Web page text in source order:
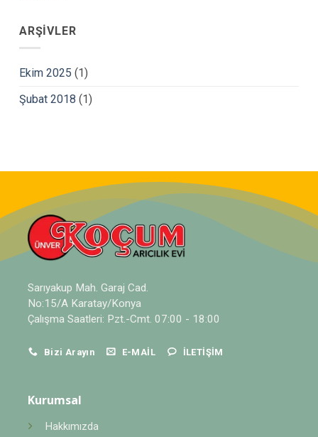
ARŞIVLER
Ekim 2025 (1)
Şubat 2018 (1)
Sarıyakup Mah. Garaj Cad.
No:15/A Karatay/Konya
Çalışma Saatleri: Pzt.-Cmt. 07:00 - 18:00
Bizi Arayın E-MAIL İLETIŞIM
Kurumsal
Hakkımızda